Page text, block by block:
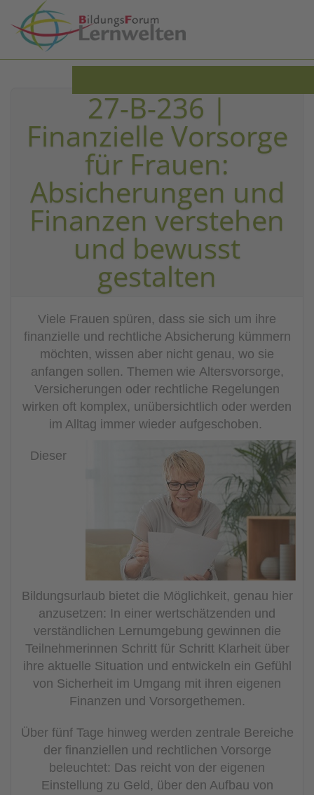
Zum Hauptinhalt springen
27-B-236 |
Finanzielle Vorsorge
für Frauen:
Absicherungen und
Finanzen verstehen
und bewusst
gestalten
Viele Frauen spüren, dass sie sich um ihre
finanzielle und rechtliche Absicherung kümmern
möchten, wissen aber nicht genau, wo sie
anfangen sollen. Themen wie Altersvorsorge,
Versicherungen oder rechtliche Regelungen
wirken oft komplex, unübersichtlich oder werden
im Alltag immer wieder aufgeschoben.
Dieser
Bildungsurlaub bietet die Möglichkeit, genau hier
anzusetzen: In einer wertschätzenden und
verständlichen Lernumgebung gewinnen die
Teilnehmerinnen Schritt für Schritt Klarheit über
ihre aktuelle Situation und entwickeln ein Gefühl
von Sicherheit im Umgang mit ihren eigenen
Finanzen und Vorsorgethemen.
Über fünf Tage hinweg werden zentrale Bereiche
der finanziellen und rechtlichen Vorsorge
beleuchtet: Das reicht von der eigenen
Einstellung zu Geld, über den Aufbau von